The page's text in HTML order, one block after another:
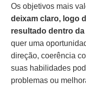
Os objetivos mais
deixam claro, logo
resultado dentro
quer uma
direção, coerência
suas habilidades
problemas ou